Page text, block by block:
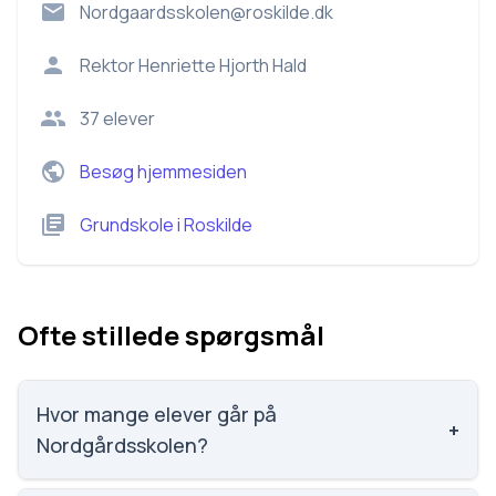
Nordgaardsskolen@roskilde.dk
RektorHenriette Hjorth Hald
37elever
Besøg hjemmesiden
GrundskoleiRoskilde
Ofte stillede spørgsmål
Hvor mange elever går på
Nordgårdsskolen?
+